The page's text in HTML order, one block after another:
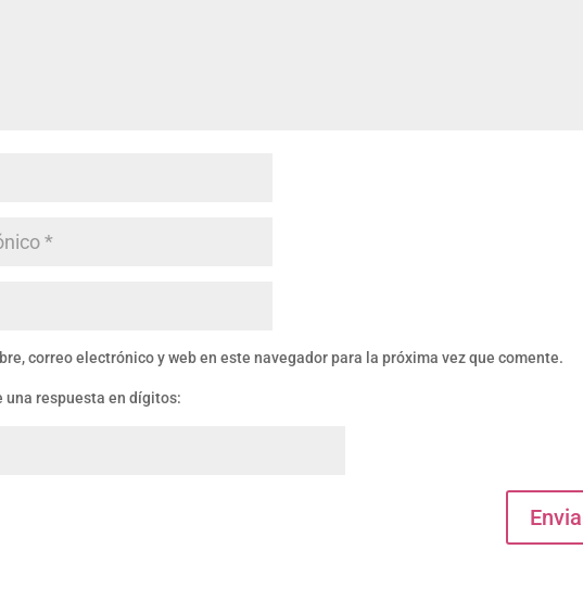
correo electrónico y web en este navegador para la próxima vez que comente.
una respuesta en dígitos: